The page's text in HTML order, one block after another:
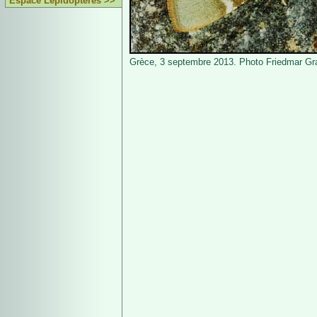
Grèce, 3 septembre 2013. Photo Friedmar